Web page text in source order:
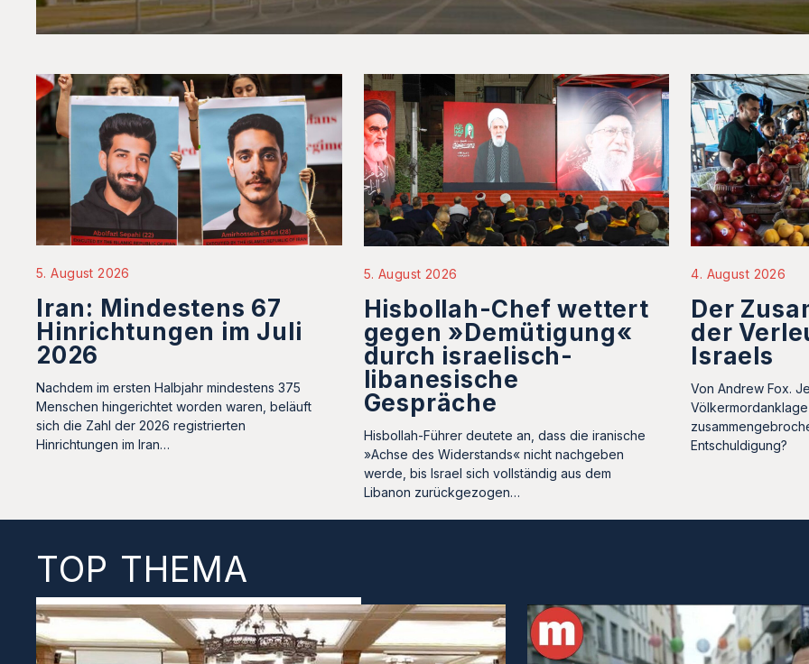
5. August 2026
Iran: Mindestens 67
Hinrichtungen im Juli
2026
Nachdem im ersten Halbjahr mindestens 375
Menschen hingerichtet worden waren, beläuft
sich die Zahl der 2026 registrierten
Hinrichtungen im Iran…
5. August 2026
Hisbollah-Chef wettert
gegen »Demütigung«
durch israelisch-
libanesische
Gespräche
Hisbollah-Führer deutete an, dass die iranische
»Achse des Widerstands« nicht nachgeben
werde, bis Israel sich vollständig aus dem
Libanon zurückgezogen…
4. August 2026
Der
der
Israels
Von Andrew Fox.
Entschuldigung?
TOP THEMA